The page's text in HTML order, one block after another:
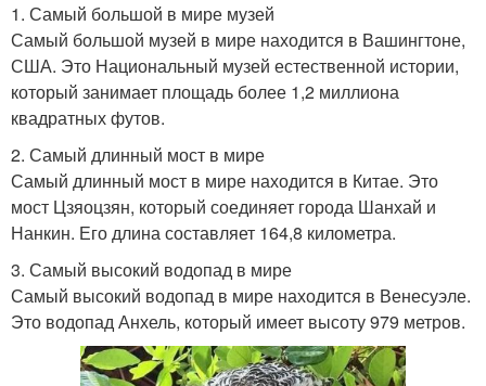
1. Самый большой в мире музей
Самый большой музей в мире находится в Вашингтоне,
США. Это Национальный музей естественной истории,
который занимает площадь более 1,2 миллиона
квадратных футов.
2. Самый длинный мост в мире
Самый длинный мост в мире находится в Китае. Это
мост Цзяоцзян, который соединяет города Шанхай и
Нанкин. Его длина составляет 164,8 километра.
3. Самый высокий водопад в мире
Самый высокий водопад в мире находится в Венесуэле.
Это водопад Анхель, который имеет высоту 979 метров.